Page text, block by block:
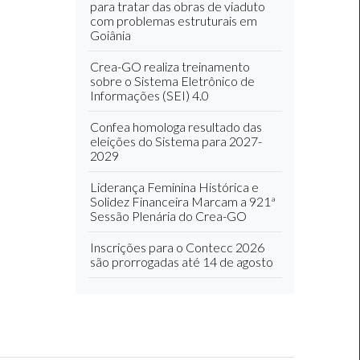
para tratar das obras de viaduto
com problemas estruturais em
Goiânia
Crea-GO realiza treinamento
sobre o Sistema Eletrônico de
Informações (SEI) 4.0
Confea homologa resultado das
eleições do Sistema para 2027-
2029
Liderança Feminina Histórica e
Solidez Financeira Marcam a 921ª
Sessão Plenária do Crea-GO
Inscrições para o Contecc 2026
são prorrogadas até 14 de agosto